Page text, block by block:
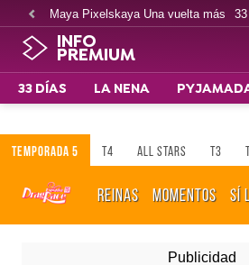
Maya Pixelskaya Una vuelta más
INFO
PREMIUM
33 DÍAS LA NENA
TEMPORADA 5 T4 ALL STARS T3
REINAS MOMENTOS SÍ